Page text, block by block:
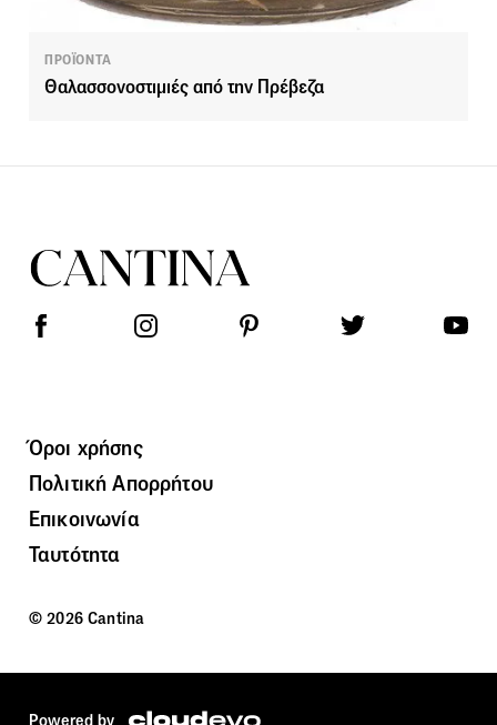
ΠΡΟΪΟΝΤΑ
Θαλασσονοστιμιές από την Πρέβεζα
Όροι χρήσης
Πολιτική Απορρήτου
Επικοινωνία
Ταυτότητα
© 2026 Cantina
Powered by